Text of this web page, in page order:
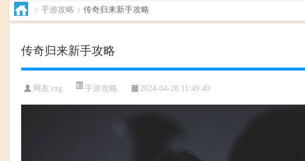
> 手游攻略 > 传奇归来新手攻略
传奇归来新手攻略
网友:crg 手游攻略 2024-04-28 11:49:40